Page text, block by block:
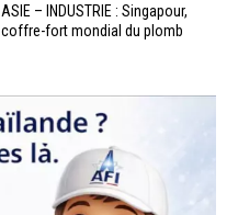
ASIE – INDUSTRIE : Singapour,
coffre-fort mondial du plomb